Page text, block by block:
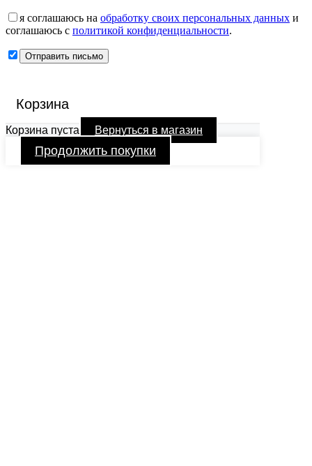
я соглашаюсь на обработку своих персональных данных и
соглашаюсь с политикой конфиденциальности.
Корзина
Корзина пуста Вернуться в магазин
Продолжить покупки